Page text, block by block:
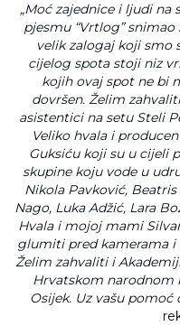
„Moć zajednice i ljudi na
pjesmu “Vrtlog”
velik zalogaj koji smo
cijelog spota stoji niz
kojih ovaj spot ne bi
dovršen. Želim
asistentici na setu Steli
Veliko hvala i
Guksiću koji su u cijeli
skupine koju vode u
Nikola Pavković,
Nago, Luka Adžić, Lara
Hvala i mojoj mami
glumiti pred kamerama i
Želim zahvaliti i
Hrvatskom narodnom
Osijek. Uz vašu pomoć